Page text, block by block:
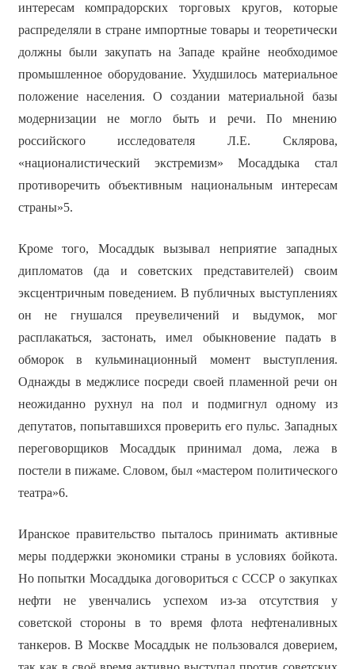
интересам компрадорских торговых кругов, которые
распределяли в стране импортные товары и теоретически
должны были закупать на Западе крайне необходимое
промышленное оборудование. Ухудшилось материальное
положение населения. О создании материальной базы
модернизации не могло быть и речи. По мнению
российского исследователя Л.Е. Склярова,
«националистический экстремизм» Мосаддыка стал
противоречить объективным национальным интересам
страны»5.
Кроме того, Мосаддык вызывал неприятие западных
дипломатов (да и советских представителей) своим
эксцентричным поведением. В публичных выступлениях
он не гнушался преувеличений и выдумок, мог
расплакаться, застонать, имел обыкновение падать в
обморок в кульминационный момент выступления.
Однажды в меджлисе посреди своей пламенной речи он
неожиданно рухнул на пол и подмигнул одному из
депутатов, попытавшихся проверить его пульс. Западных
переговорщиков Мосаддык принимал дома, лежа в
постели в пижаме. Словом, был «мастером политического
театра»6.
Иранское правительство пыталось принимать активные
меры поддержки экономики страны в условиях бойкота.
Но попытки Мосаддыка договориться с СССР о закупках
нефти не увенчались успехом из-за отсутствия у
советской стороны в то время флота нефтеналивных
танкеров. В Москве Мосаддык не пользовался доверием,